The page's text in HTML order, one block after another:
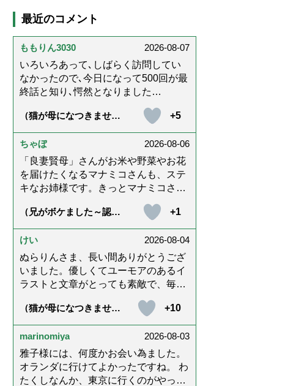
最近のコメント
ももりん3030
2026-08-07
いろいろあって､しばらく訪問してい
なかったので､今日になって500回が最
終話と知り､愕然となりました
ぬらりんさんのホッコリするイラスト
と文章が大好きでした❢❢ 介護では
身内に理解してもらえないもどかしさ
を感じたり､いろいろありましたが､ぬ
らりんさんの文章を読んで心救われた
ことが多々ありました。不定期での近
ゃん・隊長と､健やかにお過ごしくだ
さいね。ご多幸をお祈りしています
☆*゜
（猫が母になつきませ
う」【最終話】）
+5
ちゃぼ
2026-08-06
「良妻賢母」さんがお米や野菜やお花
を届けたくなるマナミコさんも、ステ
キなお姉様です。きっとマナミコさん
たくて、あれこれ詰めて持って来てく
ださってるのだと思います。 お二人と
も良いお友達ですね。
（兄がボケました～認知
回『特別送達』が届きま
した」）
+1
けい
2026-08-04
ぬらりんさま、長い間ありがとうござ
いました。優しくてユーモアのあるイ
ラストと文章がとっても素敵で、毎回
母の介護中で、癒されたり励みになり
ました。これから連載がないのが寂し
くてたまりませんが、いろんなエピソ
ード思い出したりしながら頑張ってい
こうと思います。不定期でもいいの
で、また会えますように。書籍化も希
（猫が母になつきませ
う」【最終話】）
+10
marinomiya
2026-08-03
雅子様には、何度かお会い為ました。
オランダに行けてよかったですね。 わ
たくしなんか、東京に行くのがやっと